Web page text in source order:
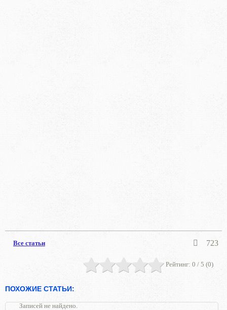
Все статьи 723
Рейтинг: 0 / 5 (0)
ПОХОЖИЕ СТАТЬИ:
Записей не найдено.